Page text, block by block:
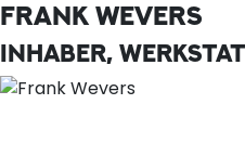
FRANK WEVERS
INHABER,